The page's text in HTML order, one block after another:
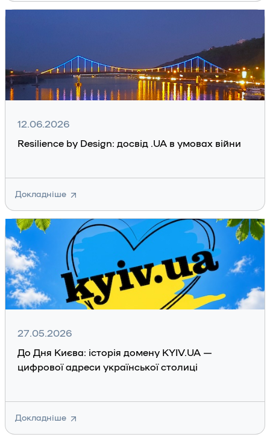
12.06.2026
Resilience by Design: досвід .UA в умовах війни
Докладніше
27.05.2026
До Дня Києва: історія домену KYIV.UA —
цифрової адреси української столиці
Докладніше